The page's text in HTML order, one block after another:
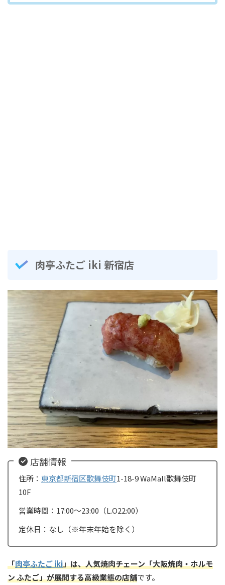
肉亭ふたご iki 新宿店
店舗情報
住所： 東京都新宿区歌舞伎町1-18-9 WaMall歌舞伎町
10F
営業時間：17:00〜23:00（L.O22:00）
定休日：なし（※年末年始を除く）
「肉亭ふたご iki」は、人気焼肉チェーン「大阪焼肉・ホルモ
ン ふたご」が展開する高級業態の店舗です。